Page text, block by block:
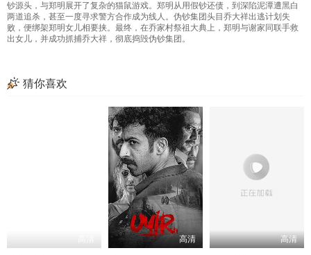
钞源头，与郑明展开了复杂的猫鼠游戏。郑明从用假钞还债，到深陷泥潭遭黑白
两道追杀，甚至一度寻求警方合作成为线人。伪钞集团头目乔大祥出逃计划失
败，便绑架郑明女儿相要挟。最终，在乔家村祭祖大典上，郑明与谢家同联手救
出女儿，并成功抓捕乔大祥，彻底捣毁伪钞集团。
猜你喜欢
高清 高清